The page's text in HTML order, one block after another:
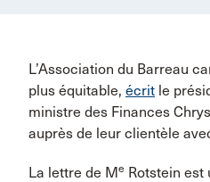
L’Association du Barreau
plus équitable, écrit le
ministre des Finances
auprès de leur clientèle
La lettre de Me Rotstein est